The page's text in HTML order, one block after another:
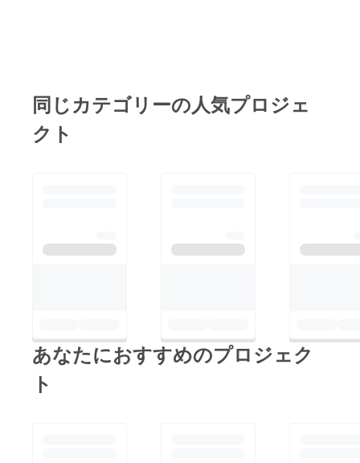
同じカテゴリーの人気プロジェ
クト
あなたにおすすめのプロジェク
ト